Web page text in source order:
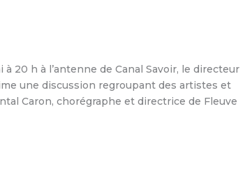
20 h à l’antenne de Canal Savoir, le directeur
une discussion regroupant des artistes et
Caron, chorégraphe et directrice de Fleuve